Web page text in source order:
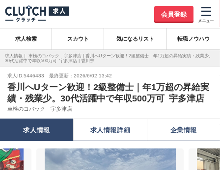
会員登録
求人検索 スカウト 気になるリスト 転職ノウハウ
求人情報｜ 車検のコバック 宇多津店 | 香川へUターン歓迎！2級整備士｜年1万超の昇給実績・残業少。
30代活躍中で年収500万可 宇多津店 | 香川県
求人ID.5446483 最終更新：2026/6/02 13:42
香川へUターン歓迎！2級整備士｜年1万超の昇給実
績・残業少。30代活躍中で年収500万可 宇多津店
車検のコバック 宇多津店
求人情報 求人情報詳細 企業情報